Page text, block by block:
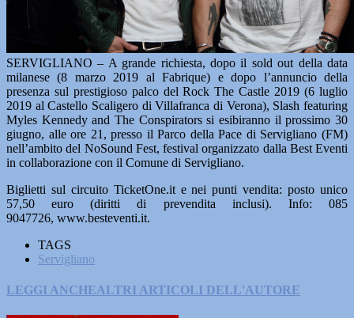
SERVIGLIANO – A grande richiesta, dopo il sold out della data
milanese (8 marzo 2019 al Fabrique) e dopo l’annuncio della
presenza sul prestigioso palco del Rock The Castle 2019 (6 luglio
2019 al Castello Scaligero di Villafranca di Verona), Slash featuring
Myles Kennedy and The Conspirators si esibiranno il prossimo 30
giugno, alle ore 21, presso il Parco della Pace di Servigliano (FM)
nell’ambito del NoSound Fest, festival organizzato dalla Best Eventi
in collaborazione con il Comune di Servigliano.
Biglietti sul circuito TicketOne.it e nei punti vendita: posto unico
57,50 euro (diritti di prevendita inclusi). Info: 085
9047726, www.besteventi.it.
TAGS
Servigliano
LEGGI ANCHEALTRI ARTICOLI DELL'AUTORE